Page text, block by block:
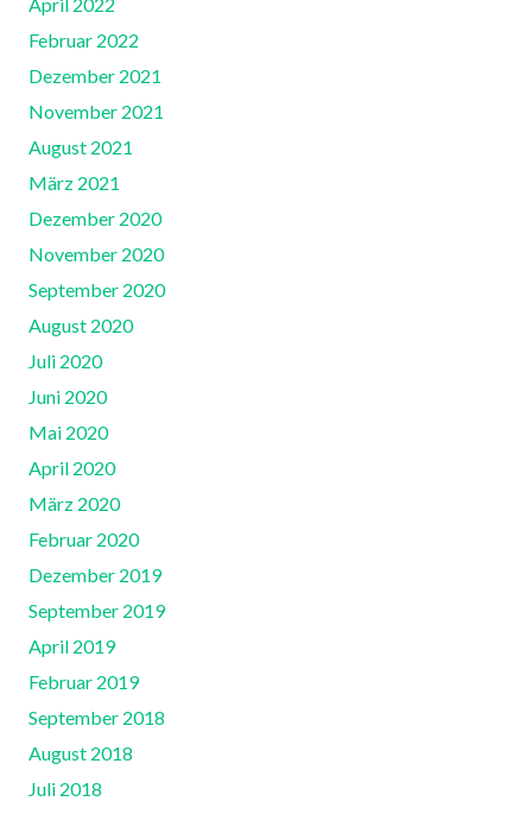
Februar 2022
Dezember 2021
November 2021
August 2021
März 2021
Dezember 2020
November 2020
September 2020
August 2020
Juli 2020
Juni 2020
Mai 2020
April 2020
März 2020
Februar 2020
Dezember 2019
September 2019
April 2019
Februar 2019
September 2018
August 2018
Juli 2018